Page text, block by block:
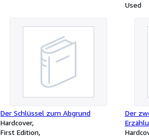
Used
Der Schlüssel zum Abgrund
Hardcover
First Edition
Der